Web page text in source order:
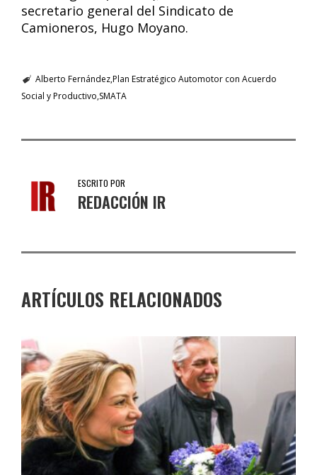
secretario general del Sindicato de
Camioneros, Hugo Moyano.
Alberto FernándezPlan Estratégico Automotor con Acuerdo
Social y Productivo SMATA
ESCRITO POR
REDACCIÓN IR
ARTÍCULOS RELACIONADOS